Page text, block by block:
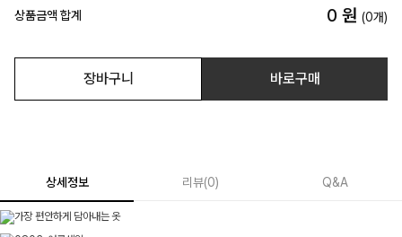
상품금액 합계 0 원 (0개)
장바구니 바로구매
상세정보 리뷰(0) Q&A